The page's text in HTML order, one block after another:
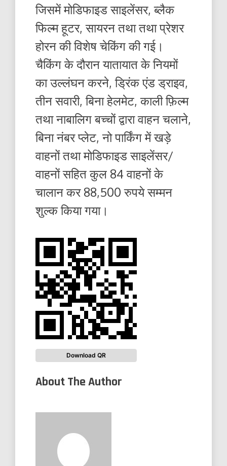
जिसमें मोडिफाइड साइलेंसर, ब्लैक
फिल्म हूटर, सायरन तथा तथा प्रेशर
होरन की विशेष चेकिंग की गई।
चैकिंग के दौरान यातायात के नियमों
का उल्लंघन करने, ड्रिंक एंड ड्राइव,
तीन सवारी, बिना हेलमेट, काली फ़िल्म
तथा नाबालिग बच्चों द्वारा वाहन चलाने,
बिना नंबर प्लेट, नो पार्किंग में खड़े
वाहनों तथा मोडिफाइड साइलेंसर/
वाहनों सहित कुल 84 वाहनों के
चालान कर 88,500 रुपये सम्मन
शुल्क किया गया।
Download QR
About The Author